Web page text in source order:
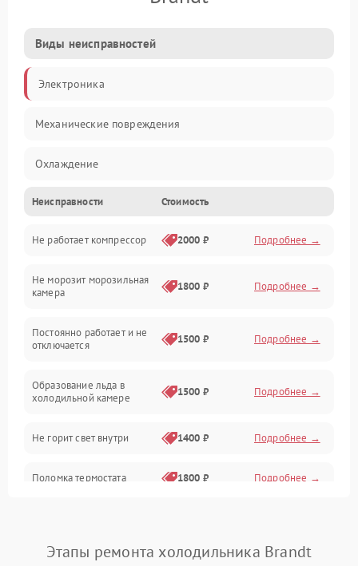
Виды неисправностей
Электроника
Механические повреждения
Охлаждение
Механика
Электропитание
Дренаж
Неисправности Стоимость
Не работает компрессор 2000 ₽ Подробнее →
Не морозит морозильная
камера
1800 ₽ Подробнее →
Постоянно работает и не
отключается
1500 ₽ Подробнее →
Образование льда в
холодильной камере
1500 ₽ Подробнее →
Не горит свет внутри 1400 ₽ Подробнее →
Поломка термостата 1800 ₽ Подробнее →
Поломка системы No Frost 2600 ₽ Подробнее →
Этапы ремонта холодильника Brandt